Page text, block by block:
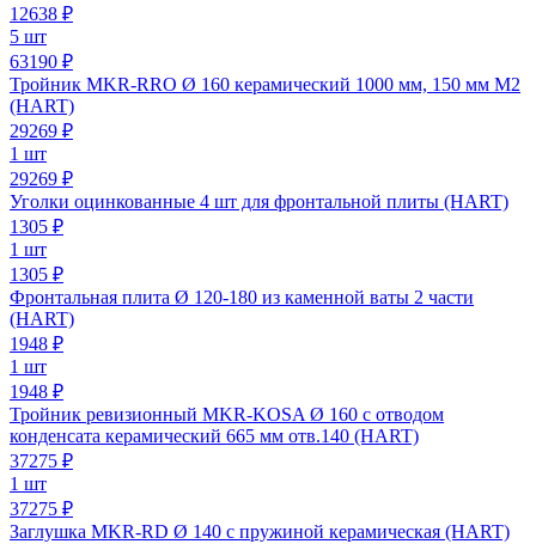
12638 ₽
5 шт
63190 ₽
Тройник MKR-RRO Ø 160 керамический 1000 мм, 150 мм M2
(HART)
29269 ₽
1 шт
29269 ₽
Уголки оцинкованные 4 шт для фронтальной плиты (HART)
1305 ₽
1 шт
1305 ₽
Фронтальная плита Ø 120-180 из каменной ваты 2 части
(HART)
1948 ₽
1 шт
1948 ₽
Тройник ревизионный MKR-KOSA Ø 160 с отводом
конденсата керамический 665 мм отв.140 (HART)
37275 ₽
1 шт
37275 ₽
Заглушка MKR-RD Ø 140 с пружиной керамическая (HART)